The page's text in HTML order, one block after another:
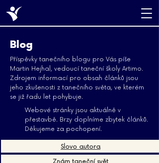
Blog
Příspěvky tanečního blogu pro Vás píše
Martin Hejhal, vedoucí taneční školy Artimo.
Zdrojem informací pro obsah článků jsou
jeho zkušenosti z tanečního světa, ve kterém
se již řadu let pohybuje.
Webové stránky jsou aktuálně v
přestavbě. Brzy doplníme zbytek článků.
Děkujeme za pochopení.
Slovo autora